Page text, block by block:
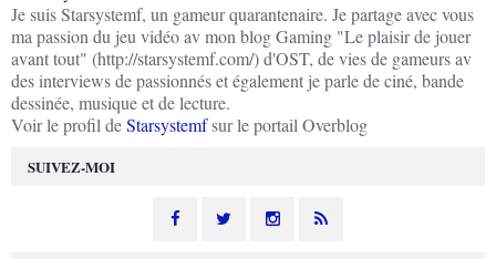
SUIVEZ-MOI
Je suis Starsystemf, un gameur quarantenaire. Je partage avec vous
ma passion du jeu vidéo av mon blog Gaming "Le plaisir de jouer
avant tout" (http://starsystemf.com/) d'OST, de vies de gameurs av
des interviews de passionnés et également je parle de ciné, bande
dessinée, musique et de lecture.
Voir le profil deStarsystemfsur le portail Overblog